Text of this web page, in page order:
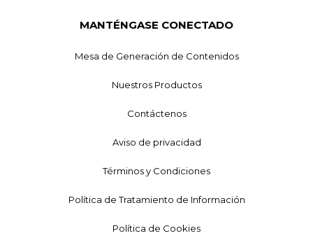
MANTÉNGASE CONECTADO
Mesa de Generación de Contenidos
Nuestros Productos
Contáctenos
Aviso de privacidad
Términos y Condiciones
Política de Tratamiento de Información
Política de Cookies